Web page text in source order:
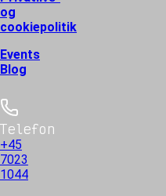
og
cookiepolitik
Events
Blog
Telefon
+45
7023
1044